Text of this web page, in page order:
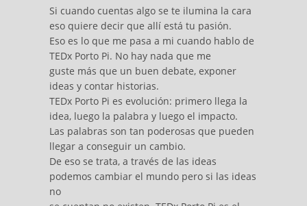
Si cuando cuentas algo se te ilumina la cara
eso quiere decir que allí está tu pasión.
Eso es lo que me pasa a mi cuando hablo de
TEDx Porto Pi. No hay nada que me
guste más que un buen debate, exponer
ideas y contar historias.
TEDx Porto Pi es evolución: primero llega la
idea, luego la palabra y luego el impacto.
Las palabras son tan poderosas que pueden
llegar a conseguir un cambio.
De eso se trata, a través de las ideas
podemos cambiar el mundo pero si las ideas
no